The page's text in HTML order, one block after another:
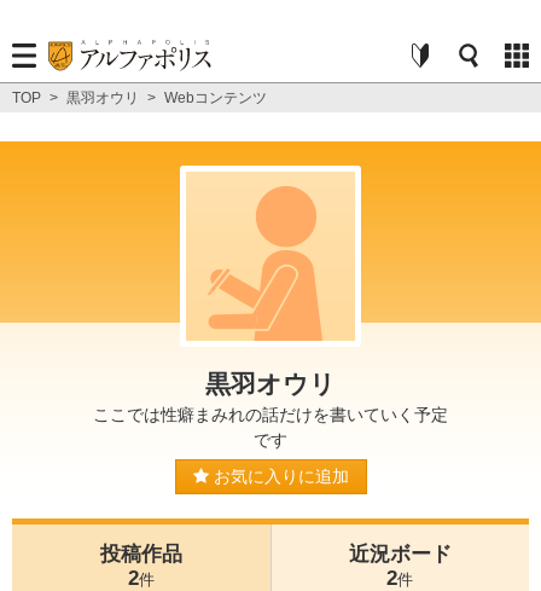
TOP > 黒羽オウリ > Webコンテンツ
黒羽オウリ
ここでは性癖まみれの話だけを書いていく予定
です
お気に入りに追加
投稿作品
2件
近況ボード
2件